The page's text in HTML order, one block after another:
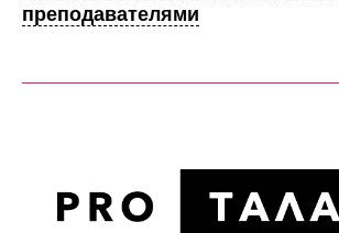
преподавателями